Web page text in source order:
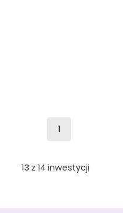
1
13 z 14 inwestycji